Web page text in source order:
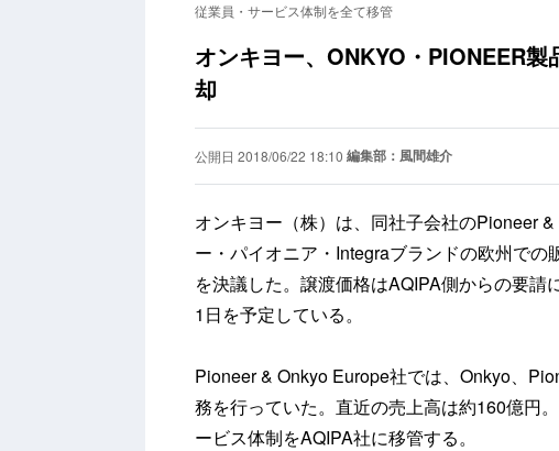
従業員・サービス体制を全て移管
オンキヨー、ONKYO・PIONEER
却
公開日 2018/06/22 18:10 編集部：風間雄介
オンキヨー（株）は、同社子会社のPioneer
ー・パイオニア・Integraブランドの欧州で
を決議した。譲渡価格はAQIPA側からの要
1日を予定している。
Pioneer & Onkyo Europe社では、Onkyo、
務を行っていた。直近の売上高は約160億円
ービス体制をAQIPA社に移管する。